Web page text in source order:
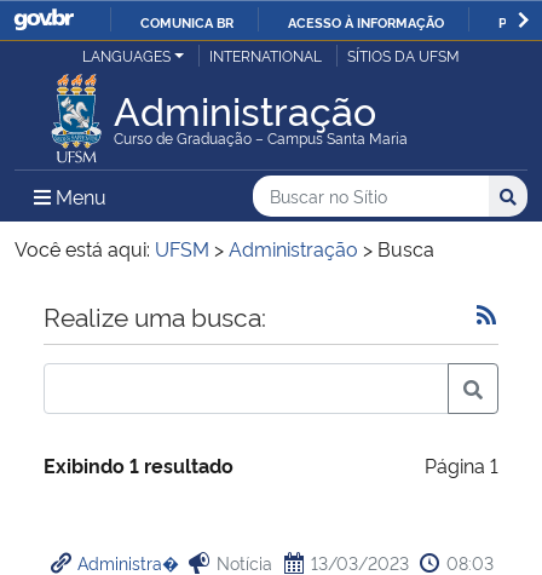
IR
O
COMUNICA BR ACESSO À INFORMAÇÃO
Ministério da Justiça e Segurança Pública
Ministério da Defesa
Ministério das Relações Exteriores
Ministério da Economia
Ministério da Infraestrutura
Ministério da Cidadania
LANGUAGES INTERNATIONAL SÍTIOS DA UFSM
Administração
Curso de Graduação – Campus Santa Maria
Menu Menu Principal do Sítio
Busca
Buscar no no Sítio
Busca:
Você está aqui: UFSM >Administração > Busca
Início do conteúdo
Realize uma busca:
Exibindo 1 resultado Página 1
Administra� Notícia 13/03/2023 08:03